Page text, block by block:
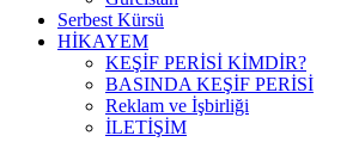
Serbest Kürsü
HİKAYEM
KEŞİF PERİSİ KİMDİR?
BASINDA KEŞİF PERİSİ
Reklam ve İşbirliği
İLETİŞİM